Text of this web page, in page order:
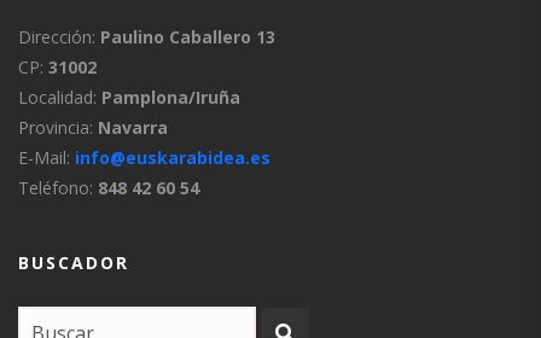
Dirección: Paulino Caballero 13
CP: 31002
Localidad: Pamplona/Iruña
Provincia: Navarra
E-Mail: info@euskarabidea.es
Teléfono: 848 42 60 54
BUSCADOR